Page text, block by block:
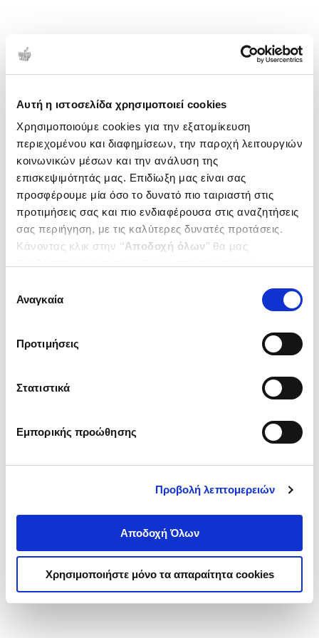
Αυτή η ιστοσελίδα χρησιμοποιεί cookies
Χρησιμοποιούμε cookies για την εξατομίκευση
περιεχομένου και διαφημίσεων, την παροχή λειτουργιών
κοινωνικών μέσων και την ανάλυση της
επισκεψιμότητάς μας. Επιδίωξη μας είναι σας
προσφέρουμε μία όσο το δυνατό πιο ταιριαστή στις
προτιμήσεις σας και πιο ενδιαφέρουσα στις αναζητήσεις
σας περιήγηση, με τις καλύτερες δυνατές προτάσεις.
Κάνοντας κλικ στην ‘’Αποδοχή όλων’’ θα μας
ενδιαφέρουν και να επιλέξετε από τα παρακάτω με την
΄΄και να ενημερωθείτε σχετικά με
συγκατάθεσης
Αναγκαία
Προτιμήσεις
Στατιστικά
Εμπορικής προώθησης
Προβολή λεπτομερειών
Αποδοχή Όλων
Χρησιμοποιήστε μόνο τα απαραίτητα cookies